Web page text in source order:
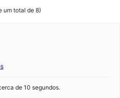
um total de 8)
de 10 segundos.